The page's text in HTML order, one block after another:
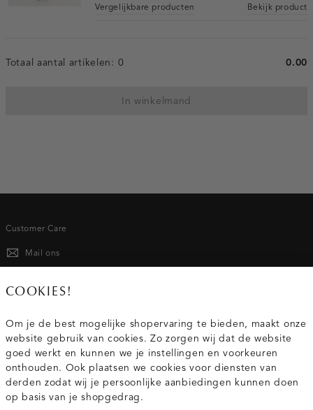
Vergelijkbare producten Bekijk product
Totaal aantal artikelen: 0 0.00
In winkelmand
Customer Care
Mail ons
Service
Wij zijn Costes
COOKIES!
Om je de best mogelijke shopervaring te bieden, maakt onze
website gebruik van cookies. Zo zorgen wij dat de website
goed werkt en kunnen we je instellingen en voorkeuren
onthouden. Ook plaatsen we cookies voor diensten van
derden zodat wij je persoonlijke aanbiedingen kunnen doen
op basis van je shopgedrag.